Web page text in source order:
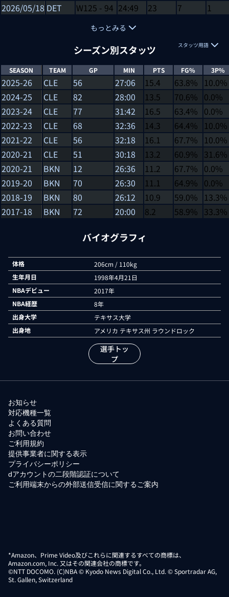
2026/05/18 DET W125 - 94 24:49 23 7 1
もっとみる
シーズン別スタッツ スタッツ用語
SEASON TEAM GP MIN PTS FG% 3P%
2025-26 CLE 56 27:06 15.4 63.8%
10.0%
2024-25
CLE 82 28:00 13.5 70.6% 0.0%
2023-24
CLE 77 31:42 16.5 63.4% 0.0%
2022-23
CLE 68 32:36 14.3 64.4%
10.0%
2021-22
CLE 56 32:18 16.1 67.7%
10.0%
2020-21
CLE 51 30:18 13.2 60.9% 31.6%
2020-21
BKN 12 26:36 11.2 67.7% 0.0%
2019-20
BKN 70 26:30 11.1 64.9% 0.0%
2018-19
BKN 80 26:12 10.9 59.0%
13.3%
2017-18
BKN 72 20:00 8.2 58.9% 33.3%
バイオグラフィ
体格
206cm / 110kg
生年月日
1998年4月21日
NBAデビュー
2017年
NBA経歴
8年
出身大学
テキサス大学
出身地
アメリカ テキサス州 ラウンドロック
選手トッ
プ
お知らせ
対応機種一覧
よくある質問
お問い合わせ
ご利用規約
提供事業者に関する表示
プライバシーポリシー
dアカウントの二段階認証について
ご利用端末からの外部送信受信に関するご案内
*Amazon、Prime Video及びこれらに関連するすべての商標は、
Amazon.com, Inc. 又はその関連会社の商標です。
©NTT DOCOMO. (C)NBA © Kyodo News Digital Co., Ltd. © Sportradar AG,
St. Gallen, Switzerland